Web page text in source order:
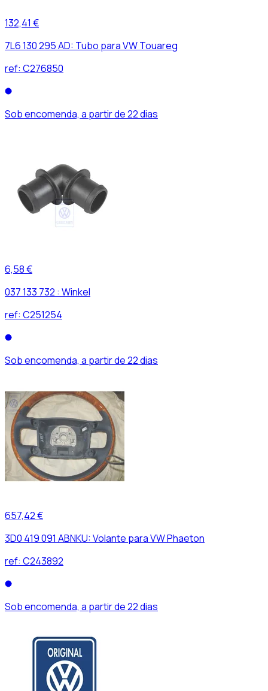
132,41 €
7L6 130 295 AD: Tubo para VW Touareg
ref: C276850
Sob encomenda, a partir de 22 dias
6,58 €
037 133 732 : Winkel
ref: C251254
Sob encomenda, a partir de 22 dias
657,42 €
3D0 419 091 ABNKU: Volante para VW Phaeton
ref: C243892
Sob encomenda, a partir de 22 dias